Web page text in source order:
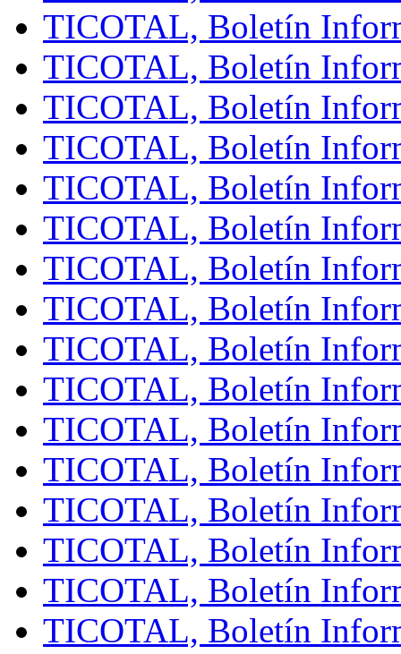
TICOTAL, Boletín
TICOTAL, Boletín
TICOTAL, Boletín
TICOTAL, Boletín
TICOTAL, Boletín
TICOTAL, Boletín
TICOTAL, Boletín
TICOTAL, Boletín
TICOTAL, Boletín
TICOTAL, Boletín
TICOTAL, Boletín
TICOTAL, Boletín
TICOTAL, Boletín
TICOTAL, Boletín
TICOTAL, Boletín
TICOTAL, Boletín